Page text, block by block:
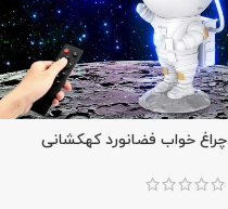
چراغ خواب فضانورد کهکشانی